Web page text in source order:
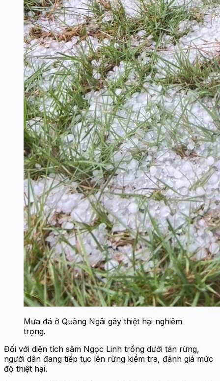
Mưa đá ở Quảng Ngãi gây thiệt hại nghiêm
trọng.
Đối với diện tích sâm Ngọc Linh trồng dưới tán rừng,
người dân đang tiếp tục lên rừng kiểm tra, đánh giá mức
độ thiệt hại.